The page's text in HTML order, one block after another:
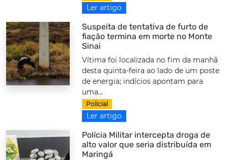
Ler artigo
Suspeita de tentativa de furto de
fiação termina em morte no Monte
Sinai
Vítima foi localizada no fim da manhã
desta quinta-feira ao lado de um poste
de energia; indícios apontam para
uma...
Policial
Ler artigo
Polícia Militar intercepta droga de
alto valor que seria distribuída em
Maringá